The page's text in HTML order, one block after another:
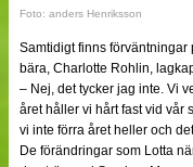
Foto: anders Henriksson
Samtidigt finns förväntningar
bära, Charlotte Rohlin,
– Nej, det tycker jag inte. Vi
året håller vi hårt fast vid vår
vi inte förra året heller och
De förändringar som Lotta